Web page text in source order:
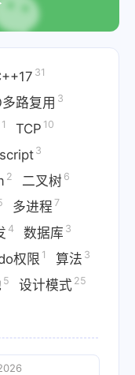
31
多路复用 3
1 TCP 10
3
2 二叉树 6
多进程 7
4 数据库 3
权限 1 算法 3
5 设计模式 25